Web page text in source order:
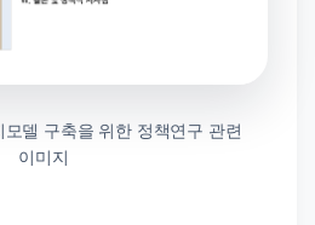
델 구축을 위한 정책연구 관련
이미지